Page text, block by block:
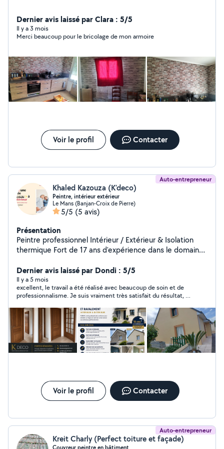
Dernier avis laissé par Clara : 5/5
Il y a 3 mois
Merci beaucoup pour le bricolage de mon armoire
Voir le profil Contacter
Auto-entrepreneur
Khaled Kazouza (K’deco)
Peintre, intérieur extérieur
Le Mans (Banjan-Croix de Pierre)
5/5 (5 avis)
Présentation
Peintre professionnel Intérieur / Extérieur & Isolation
thermique Fort de 17 ans d'expérience dans le domaine
également des travaux d'isolation thermique. Travail
soigné et de qualité, finitions impeccables, respect des
délais. Travaux signés, sérieux et professionnalisme
garantis. N'hésitez pas à me contacter pour vos projets,
conseils et devis.
Dernier avis laissé par Dondi : 5/5
Il y a 5 mois
excellent, le travail a été réalisé avec beaucoup de soin et de
professionnalisme. Je suis vraiment très satisfait du résultat, je
fortement
Voir le profil Contacter
Auto-entrepreneur
Kreit Charly (Perfect toiture et façade)